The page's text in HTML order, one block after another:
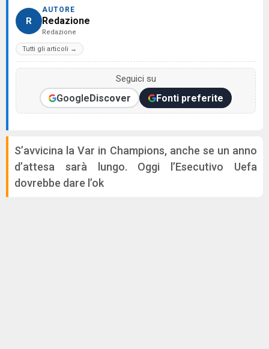
R
AUTORE
Redazione
Redazione
Tutti gli articoli →
Seguici su
GoogleDiscover Fonti preferite
S’avvicina la Var in Champions, anche se un anno
d’attesa sarà lungo. Oggi l’Esecutivo Uefa
dovrebbe dare l’ok